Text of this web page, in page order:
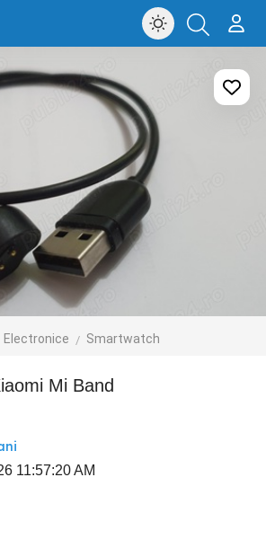
Electronice Smartwatch
Mi Band
11:57:20 AM